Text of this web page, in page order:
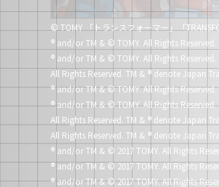
© TOMY 「トランスフォーマー」「
® and/or TM & © TOMY. All Rights Reserved.
® and/or TM & © TOMY. All Rights Reserved.
All Rights Reserved. TM & ® denote Japan
®and/or TM & © TOMY. All Rights
®and/or TM & © TOMY. All Rights
All Rights Reserved. TM & ® denote Japan
All Rights Reserved. TM & ® denote Japan
® and/or TM & © 2017 TOMY. All Rights
®and/or TM & © 2017 TOMY. All Rights
®and/or TM & © 2017 TOMY. All Rights